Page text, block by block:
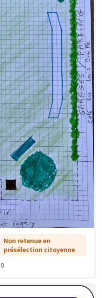
Non retenue en
présélection citoyenne
0